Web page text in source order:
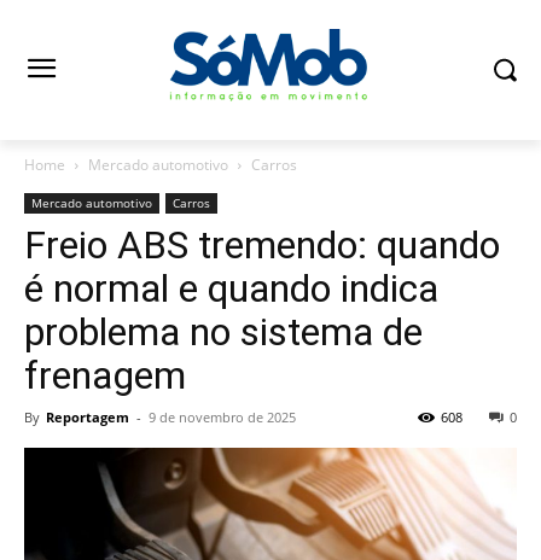
Home Mercado automotivo Carros
Mercado automotivo Carros
Freio ABS tremendo: quando
é normal e quando indica
problema no sistema de
frenagem
By Reportagem - 9 de novembro de 2025 0
608